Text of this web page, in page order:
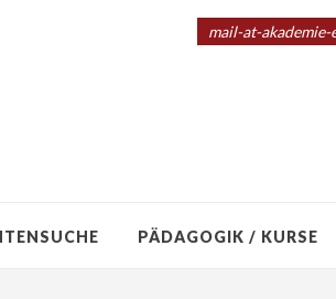
mail-at-akademie-
PÄDAGOGIK / KURSE